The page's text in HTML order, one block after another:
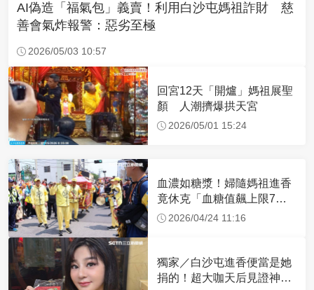
AI偽造「福氣包」義賣！利用白沙屯媽祖詐財 慈
善會氣炸報警：惡劣至極
2026/05/03 10:57
回宮12天「開爐」媽祖展聖
顏 人潮擠爆拱天宮
2026/05/01 15:24
血濃如糖漿！婦隨媽祖進香
竟休克「血糖值飆上限7
倍」 醫曝原因
2026/04/24 11:16
獨家／白沙屯進香便當是她
捐的！超大咖天后見證神